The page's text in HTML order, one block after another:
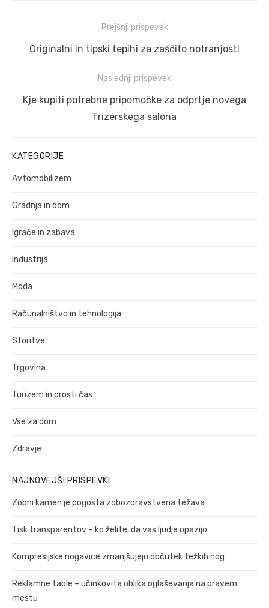
prispevka
Prejšnji prispevek
Prejšnji
Originalni in tipski tepihi za zaščito notranjosti
Naslednji prispevek
Naslednji
Kje kupiti potrebne pripomočke za odprtje novega
frizerskega salona
KATEGORIJE
Avtomobilizem
Gradnja in dom
Igrače in zabava
Industrija
Moda
Računalništvo in tehnologija
Storitve
Trgovina
Turizem in prosti čas
Vse za dom
Zdravje
NAJNOVEJŠI PRISPEVKI
Zobni kamen je pogosta zobozdravstvena težava
Tisk transparentov – ko želite, da vas ljudje opazijo
Kompresijske nogavice zmanjšujejo občutek težkih nog
Reklamne table – učinkovita oblika oglaševanja na pravem
mestu